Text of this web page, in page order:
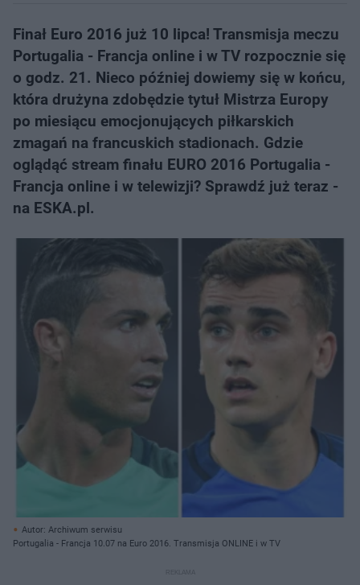
Finał Euro 2016 już 10 lipca! Transmisja meczu
Portugalia - Francja online i w TV rozpocznie się
o godz. 21. Nieco później dowiemy się w końcu,
która drużyna zdobędzie tytuł Mistrza Europy
po miesiącu emocjonujących piłkarskich
zmagań na francuskich stadionach. Gdzie
oglądąć stream finału EURO 2016 Portugalia -
Francja online i w telewizji? Sprawdź już teraz -
na ESKA.pl.
Autor: Archiwum serwisu
Portugalia - Francja 10.07 na Euro 2016. Transmisja ONLINE i w TV